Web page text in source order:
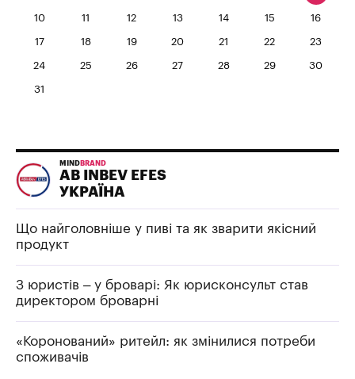
10 11 12 13 14 15 16
17 18 19 20 21 22 23
24 25 26 27 28 29 30
31
MIND BRAND
AB INBEV EFES
УКРАЇНА
Що найголовніше у пиві та як зварити якісний
продукт
З юристів – у броварі: Як юрисконсульт став
директором броварні
«Коронований» ритейл: як змінилися потреби
споживачів